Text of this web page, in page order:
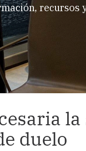
recursos
duelo